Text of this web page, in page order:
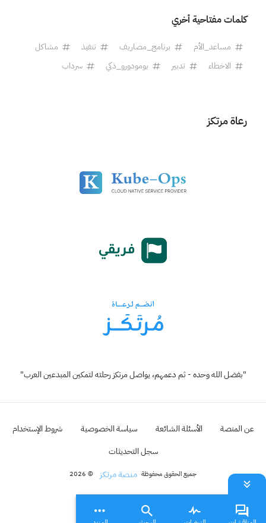
كلمات مفتاحية أخري
مساعد_الأم برنامج_مصاريف تنفيذ
مشاكل
الاخطاء
تدبير بومودورو_ذكي سرداب
رعاة مرتكز
"بفضل الله وحده - ثم دعمهم، يواصل مرتكز رحلته لتمكين المبدعين العرب"
عن المنصة الأسئلة الشائعة سياسة الخصوصية
شروط الإستخدام
سجل التحديثات
جميع الحقوق محفوظة منصة مرتكز © 2026